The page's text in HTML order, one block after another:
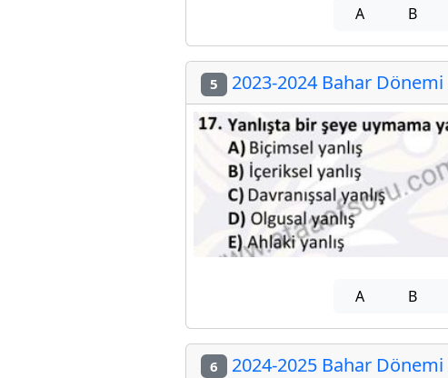
A B
5 2023-2024 Bahar Dönemi
A B
6 2024-2025 Bahar Dönemi